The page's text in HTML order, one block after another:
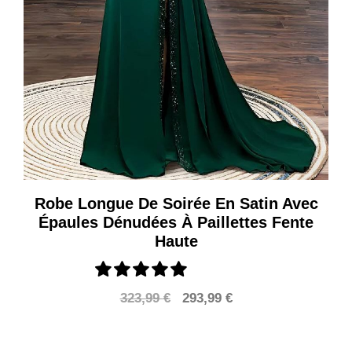
Robe Longue De Soirée En Satin Avec
Épaules Dénudées À Paillettes Fente
Haute
323,99€
Le
293,99 €Le